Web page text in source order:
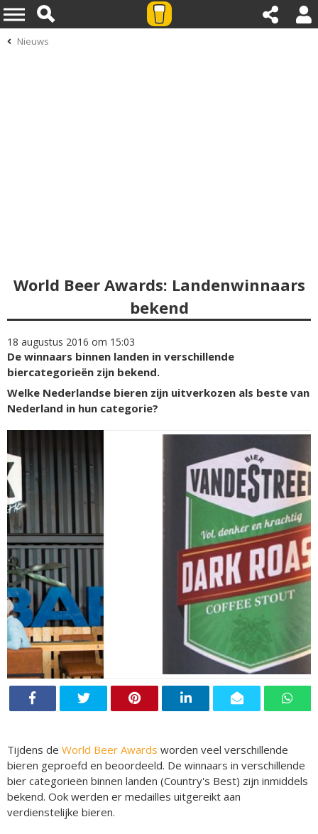
Nieuws
World Beer Awards: Landenwinnaars
bekend
18 augustus 2016 om 15:03
De winnaars binnen landen in verschillende
biercategorieën zijn bekend.
Welke Nederlandse bieren zijn uitverkozen als beste van
Nederland in hun categorie?
Tijdens de World Beer Awards worden veel verschillende
bieren geproefd en beoordeeld. De winnaars in verschillende
bier categorieën binnen landen (Country's Best) zijn inmiddels
bekend. Ook werden er medailles uitgereikt aan
verdienstelijke bieren.